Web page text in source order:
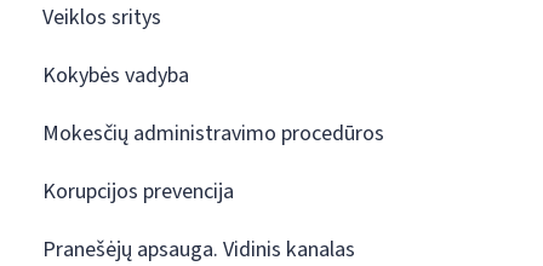
Veiklos sritys
Kokybės vadyba
Mokesčių administravimo procedūros
Korupcijos prevencija
Pranešėjų apsauga. Vidinis kanalas